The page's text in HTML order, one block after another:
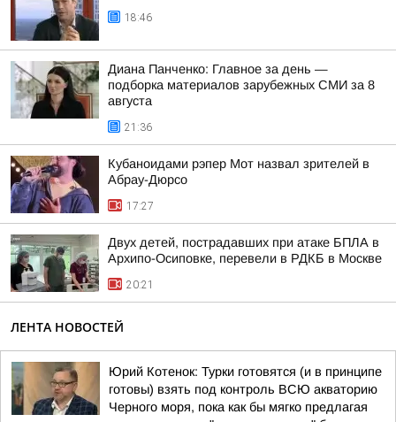
18:46
Диана Панченко: Главное за день —
подборка материалов зарубежных СМИ за 8
августа
21:36
Кубаноидами рэпер Мот назвал зрителей в
Абрау-Дюрсо
17:27
Двух детей, пострадавших при атаке БПЛА в
Архипо-Осиповке, перевели в РДКБ в Москве
20:21
ЛЕНТА НОВОСТЕЙ
Юрий Котенок: Турки готовятся (и в принципе
готовы) взять под контроль ВСЮ акваторию
Черного моря, пока как бы мягко предлагая